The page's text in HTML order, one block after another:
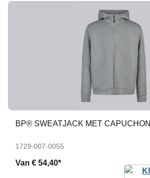
BP® SWEATJACK MET CAPUCHON
1729-007-0055
Van € 54,40*